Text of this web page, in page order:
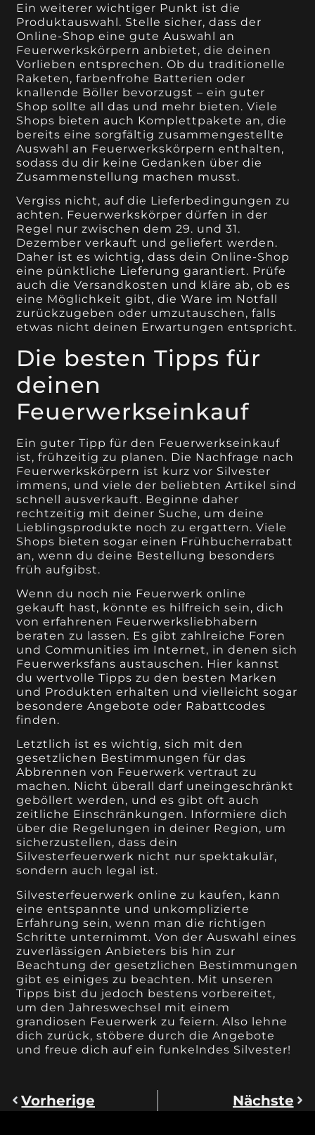
Ein weiterer wichtiger Punkt ist die
Produktauswahl. Stelle sicher, dass der
Online-Shop eine gute Auswahl an
Feuerwerkskörpern anbietet, die deinen
Vorlieben entsprechen. Ob du traditionelle
Raketen, farbenfrohe Batterien oder
knallende Böller bevorzugst – ein guter
Shop sollte all das und mehr bieten. Viele
Shops bieten auch Komplettpakete an, die
bereits eine sorgfältig zusammengestellte
Auswahl an Feuerwerkskörpern enthalten,
sodass du dir keine Gedanken über die
Zusammenstellung machen musst.
Vergiss nicht, auf die Lieferbedingungen zu
achten. Feuerwerkskörper dürfen in der
Regel nur zwischen dem 29. und 31.
Dezember verkauft und geliefert werden.
Daher ist es wichtig, dass dein Online-Shop
eine pünktliche Lieferung garantiert. Prüfe
auch die Versandkosten und kläre ab, ob es
eine Möglichkeit gibt, die Ware im Notfall
zurückzugeben oder umzutauschen, falls
etwas nicht deinen Erwartungen entspricht.
Die besten Tipps für
deinen
Feuerwerkseinkauf
Ein guter Tipp für den Feuerwerkseinkauf
ist, frühzeitig zu planen. Die Nachfrage nach
Feuerwerkskörpern ist kurz vor Silvester
immens, und viele der beliebten Artikel sind
schnell ausverkauft. Beginne daher
rechtzeitig mit deiner Suche, um deine
Lieblingsprodukte noch zu ergattern. Viele
Shops bieten sogar einen Frühbucherrabatt
an, wenn du deine Bestellung besonders
früh aufgibst.
Wenn du noch nie Feuerwerk online
gekauft hast, könnte es hilfreich sein, dich
von erfahrenen Feuerwerksliebhabern
beraten zu lassen. Es gibt zahlreiche Foren
und Communities im Internet, in denen sich
Feuerwerksfans austauschen. Hier kannst
du wertvolle Tipps zu den besten Marken
und Produkten erhalten und vielleicht sogar
besondere Angebote oder Rabattcodes
finden.
Letztlich ist es wichtig, sich mit den
gesetzlichen Bestimmungen für das
Abbrennen von Feuerwerk vertraut zu
machen. Nicht überall darf uneingeschränkt
geböllert werden, und es gibt oft auch
zeitliche Einschränkungen. Informiere dich
über die Regelungen in deiner Region, um
sicherzustellen, dass dein
Silvesterfeuerwerk nicht nur spektakulär,
sondern auch legal ist.
Silvesterfeuerwerk online zu kaufen, kann
eine entspannte und unkomplizierte
Erfahrung sein, wenn man die richtigen
Schritte unternimmt. Von der Auswahl eines
zuverlässigen Anbieters bis hin zur
Beachtung der gesetzlichen Bestimmungen
gibt es einiges zu beachten. Mit unseren
Tipps bist du jedoch bestens vorbereitet,
um den Jahreswechsel mit einem
grandiosen Feuerwerk zu feiern. Also lehne
dich zurück, stöbere durch die Angebote
und freue dich auf ein funkelndes Silvester!
Vorherige Nächste